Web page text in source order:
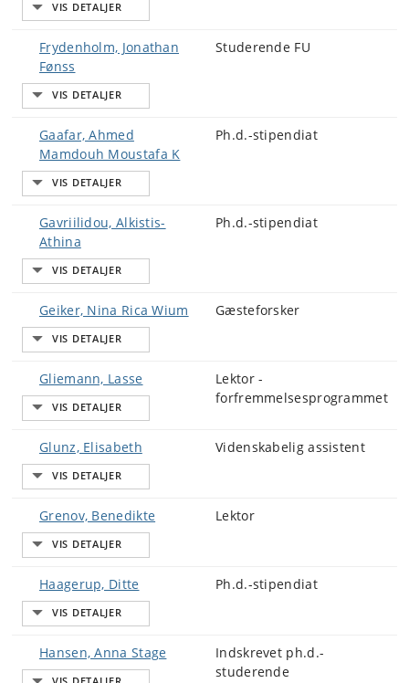
Frydenholm, Jonathan
Fønss
Studerende FU
Gaafar, Ahmed
Mamdouh Moustafa K
Ph.d.-stipendiat
Gavriilidou, Alkistis-
Athina
Ph.d.-stipendiat
Geiker, Nina Rica Wium Gæsteforsker
Gliemann, Lasse
Lektor -
forfremmelsesprogrammet
Glunz, Elisabeth Videnskabelig assistent
Grenov, Benedikte Lektor
Haagerup, Ditte Ph.d.-stipendiat
Hansen, Anna Stage
Indskrevet ph.d.-
studerende